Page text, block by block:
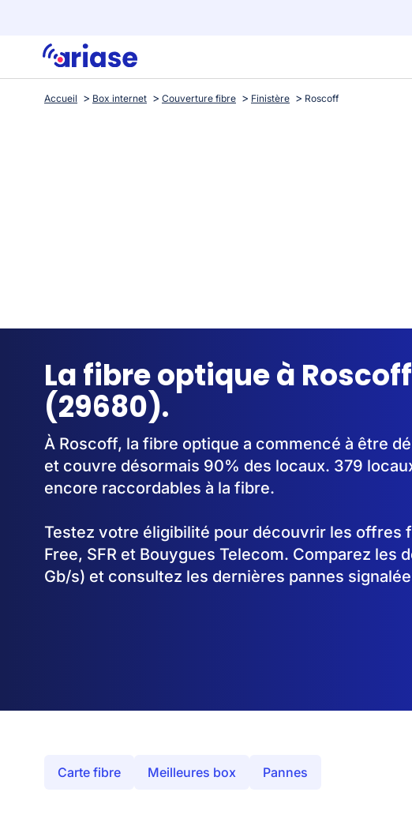
Accueil Box internet Couverture fibre Finistère Roscoff
La fibre optique à Roscoff
(29680).
À Roscoff, la fibre optique a commencé à être
et couvre désormais 90% des locaux. 379
encore raccordables à la fibre.
Testez votre éligibilité pour découvrir les offres
Free, SFR et Bouygues Telecom. Comparez les
Gb/s) et consultez les dernières pannes
Carte fibre Meilleures box Pannes